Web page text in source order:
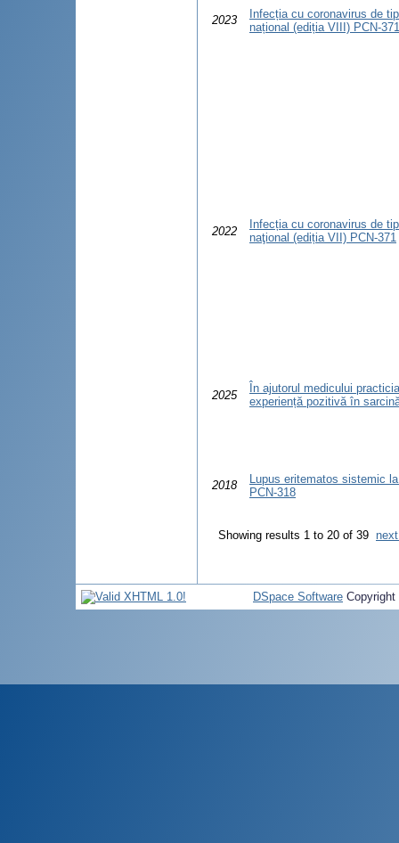
2023
Infecția cu coronavirus de
național (ediția VIII) PCN-371
2022
Infecția cu coronavirus de
naţional (ediția VII) PCN-371
2025
În ajutorul medicului
experiență pozitivă în
2018
Lupus eritematos sistemic
PCN-318
Showing results 1 to 20 of 39
DSpace Software